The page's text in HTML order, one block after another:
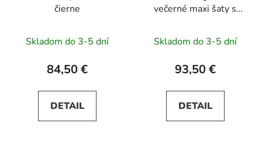
čierne
Skladom do 3-5 dní
84,50 €
DETAIL
večerné maxi šaty s
maslová žltá
Skladom do 3-5 dní
93,50 €
DETAIL